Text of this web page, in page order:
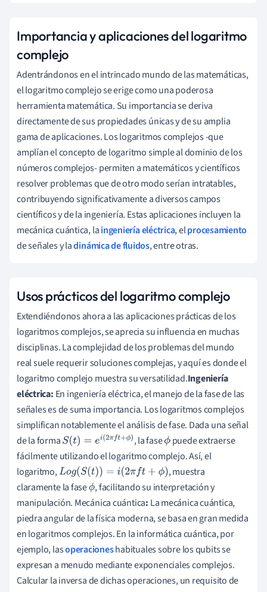
Importancia y aplicaciones del logaritmo
complejo
Adentrándonos en el intrincado mundo de las matemáticas,
el logaritmo complejo se erige como una poderosa
herramienta matemática. Su importancia se deriva
directamente de sus propiedades únicas y de su amplia
gama de aplicaciones. Los logaritmos complejos -que
amplían el concepto de logaritmo simple al dominio de los
números complejos- permiten a matemáticos y científicos
resolver problemas que de otro modo serían intratables,
contribuyendo significativamente a diversos campos
científicos y de la ingeniería. Estas aplicaciones incluyen la
mecánica cuántica, laingeniería eléctrica, elprocesamiento
de señales y ladinámica de fluidos, entre otras.
Usos prácticos del logaritmo complejo
Extendiéndonos ahora a las aplicaciones prácticas de los
logaritmos complejos, se aprecia su influencia en muchas
disciplinas. La complejidad de los problemas del mundo
real suele requerir soluciones complejas, y aquí es donde el
logaritmo complejo muestra su versatilidad.Ingeniería
eléctrica: En ingeniería eléctrica, el manejo de la fase de las
señales es de suma importancia. Los logaritmos complejos
simplifican notablemente el análisis de fase. Dada una señal
de la formaS(t)= ei(2 πft+ϕ) , la faseϕpuede extraerse
fácilmente utilizando el logaritmo complejo. Así, el
logaritmo,Log(S(t))=i(2πf t+ϕ)
, muestra
claramente la faseϕ, facilitando su interpretación y
manipulación. Mecánica cuántica: La mecánica cuántica,
piedra angular de la física moderna, se basa en gran medida
en logaritmos complejos. En la informática cuántica, por
ejemplo, lasoperacioneshabituales sobre los qubits se
expresan a menudo mediante exponenciales complejos.
Calcular la inversa de dichas operaciones, un requisito de